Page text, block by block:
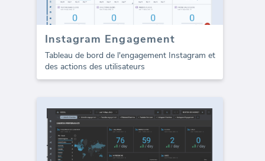
Instagram Engagement
Tableau de bord de l'engagement Instagram et
des actions des utilisateurs